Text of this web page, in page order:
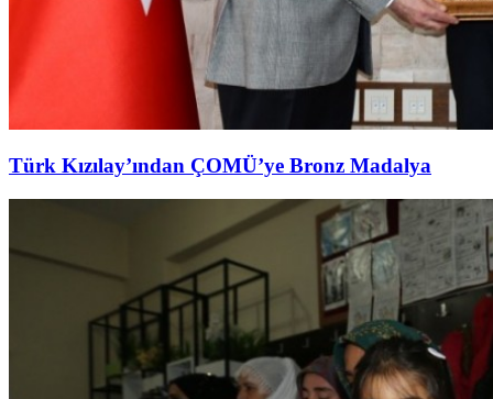
Türk Kızılay’ından ÇOMÜ’ye Bronz Madalya